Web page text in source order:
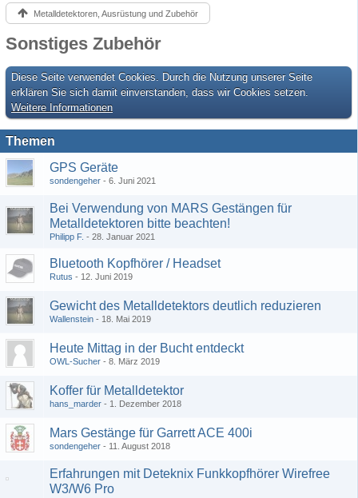
Metalldetektoren, Ausrüstung und Zubehör
Sonstiges Zubehör
Diese Seite verwendet Cookies. Durch die Nutzung unserer Seite
erklären Sie sich damit einverstanden, dass wir Cookies setzen.
Weitere Informationen
Themen
GPS Geräte
sondengeher 6. Juni 2021
Bei Verwendung von MARS Gestängen für
Metalldetektoren bitte beachten!
Philipp F. 28. Januar 2021
Bluetooth Kopfhörer / Headset
Rutus 12. Juni 2019
Gewicht des Metalldetektors deutlich reduzieren
Wallenstein 18. Mai 2019
Heute Mittag in der Bucht entdeckt
OWL-Sucher 8. März 2019
Koffer für Metalldetektor
hans_marder 1. Dezember 2018
Mars Gestänge für Garrett ACE 400i
sondengeher 11. August 2018
Erfahrungen mit Deteknix Funkkopfhörer Wirefree
W3/W6 Pro